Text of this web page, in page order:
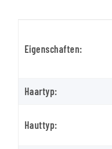
Eigenschaften:
Haartyp:
Hauttyp: